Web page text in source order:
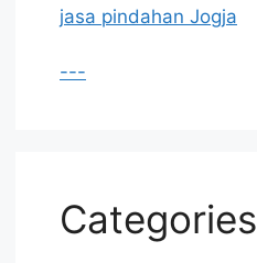
jasa pindahan Jogja
---
Categories